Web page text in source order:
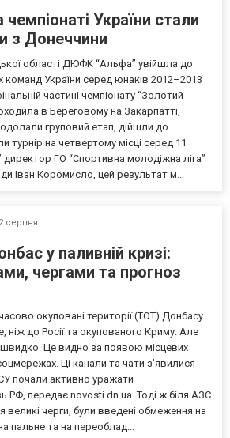
України стали
з Донеччини
області ДЮФК “Альфа” увійшла до
команд України серед юнаків 2012–2013
частині чемпіонату “Золотий
в Береговому на Закарпатті,
груповий етап, дійшли до
турнір на четвертому місці серед 11
директор ГО “Спортивна молодіжна ліга”
Іван Коромисло, цей результат м...
2 серпня
у паливній кризі:
чергами та прогноз
окуповані території (ТОТ) Донбасу
ніж до Росії та окупованого Криму. Але
Це видно за появою місцевих
Ці канали та чати з’явилися
почали активно уражати
РФ, передає novosti.dn.ua. Тоді ж біля АЗС
черги, були введені обмеження на
пальне та на переоблад...